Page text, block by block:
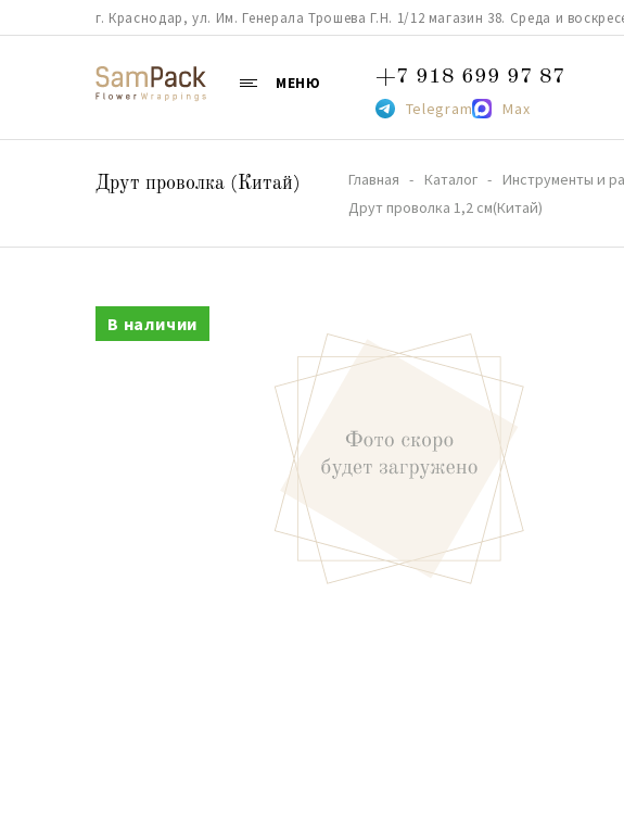
г. Краснодар, ул. Им. Генерала Трошева Г.Н. 1/12 магазин 38. Среда и
МЕНЮ +7 918 699 97 87
Telegram Max
Друт проволка (Китай) Главная Каталог Инструменты и
Друт проволка 1,2 см(Китай)
В наличии